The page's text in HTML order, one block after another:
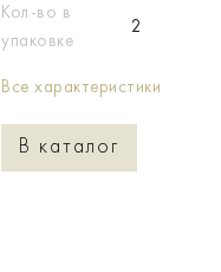
Кол-во в
упаковке
2
Все характеристики
В каталог